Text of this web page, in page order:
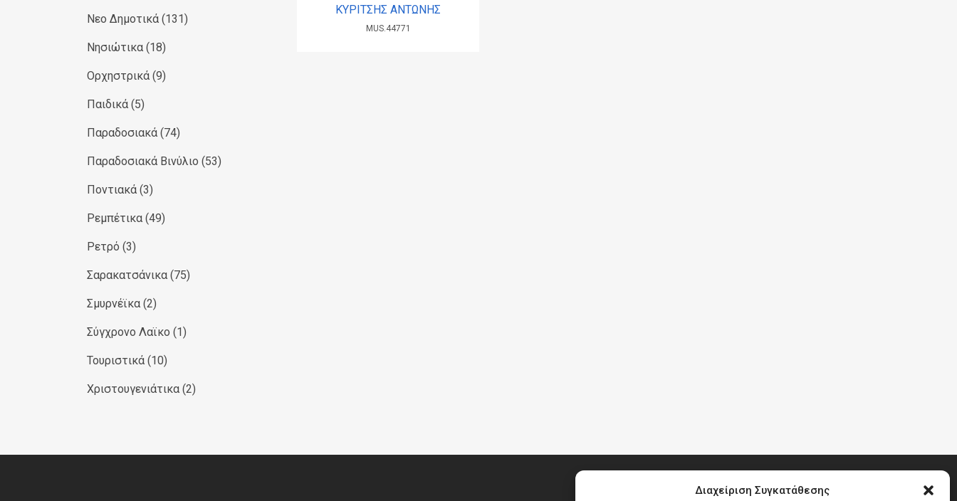
Διαχείριση Συγκατάθεσης
Νεο Δημοτικά (131)
Νησιώτικα (18)
Ορχηστρικά (9)
Παιδικά (5)
Παραδοσιακά (74)
Παραδοσιακά Βινύλιο (53)
Ποντιακά (3)
Ρεμπέτικα (49)
Ρετρό (3)
Σαρακατσάνικα (75)
Σμυρνέϊκα (2)
Σύγχρονο Λαϊκο (1)
Τουριστικά (10)
Χριστουγενιάτικα (2)
ΚΥΡΙΤΣΗΣ ΑΝΤΩΝΗΣ
MUS.44771